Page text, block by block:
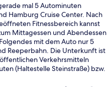
mal 5 Autominuten
Hamburg Cruise Center. Nach
Fitnessbereich kannst
Mittagessen und Abendessen
mit dem Auto nur 5
Reeperbahn. Die Unterkunft ist
Verkehrsmitteln
(Haltestelle Steinstraße) bzw.